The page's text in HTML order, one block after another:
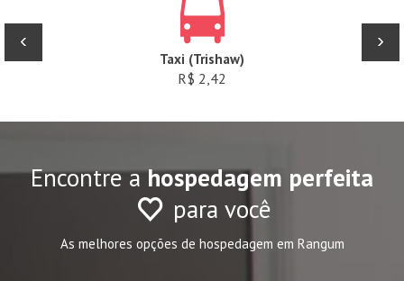
Taxi (Trishaw)
R$ 2,42
‹ ›
Encontre ahospedagem perfeita
para você
As melhores opções de hospedagem em Rangum